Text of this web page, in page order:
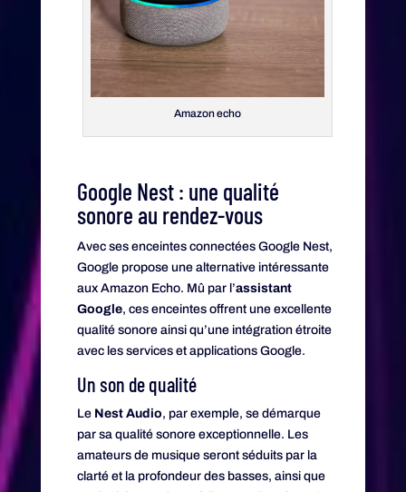
Amazon echo
Google Nest : une qualité
sonore au rendez-vous
Avec ses enceintes connectées Google Nest,
Google propose une alternative intéressante
aux Amazon Echo. Mû par l’assistant
Google, ces enceintes offrent une excellente
qualité sonore ainsi qu’une intégration étroite
avec les services et applications Google.
Un son de qualité
Le Nest Audio, par exemple, se démarque
par sa qualité sonore exceptionnelle. Les
amateurs de musique seront séduits par la
clarté et la profondeur des basses, ainsi que